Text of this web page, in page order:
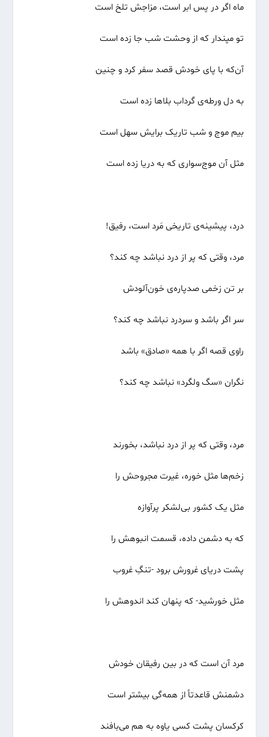
ماه اگر در پس ابر است، مزاجش تلخ است
تو مپندار که از وحشت شب جا زده‌ است
آن‌که با پای خودش قصد سفر کرد و چنین
به دل ورطه‌ی گرداب بلاها زده است
بیم موج و شب تاریک برایش سهل است
مثل آن موج‌سواری که به دریا زده است
درد، پیشینه‌ی تاریخی مَرد است، رفیق!
مرد، وقتی که پر از درد نباشد چه کند؟
بر تن زخمی صدپاره‌ی خون‌آلودش
سر اگر باشد و سردرد نباشد چه کند؟
راوی قصه اگر با همه «صادق» باشد
نگران «سگ ولگرد» نباشد چه کند؟
مرد، وقتی که پر از درد نباشد، بخورند
زخم‌ها مثل خوره، غیرت مجروحش را
مثل یک کشور بی‌لشکر پرآوازه
که به دشمن داده، قسمت انبوهش را
پشت دریای غرورش برود -تنگِ غروب
مثل خورشید- که پنهان کند اندوهش را
مرد آن است که در بین رفیقان خودش
دشمنش قاعدتاً از همه‌گی بیشتر است
کرکسان پشت کسی یاوه به هم می‌بافند